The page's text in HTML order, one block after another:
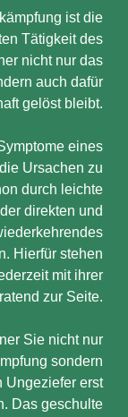
ist die
Tätigkeit des
nicht nur das
auch dafür
gelöst bleibt.
eines
Ursachen zu
durch leichte
direkten und
Hierfür stehen
mit ihrer
zur Seite.
Sie nicht nur
sondern
Ungeziefer erst
Das geschulte